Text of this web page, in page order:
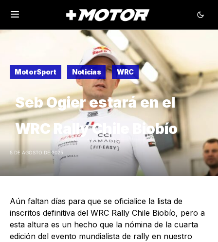
MotorSport Noticias WRC
Seb Ogier estará en el
WRC Rally Chile Biobío
5 DE AGOSTO DE 2025
Aún faltan días para que se oficialice la lista de
inscritos definitiva del WRC Rally Chile Biobío, pero a
esta altura es un hecho que la nómina de la cuarta
edición del evento mundialista de rally en nuestro